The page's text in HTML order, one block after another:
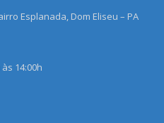
Esplanada, Dom Eliseu – PA
14:00h